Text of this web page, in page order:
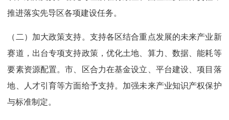
推进落实先导区各项建设任务。
（二）加大政策支持。支持各区结合重点发展的未来产业新
赛道，出台专项支持政策，优化土地、算力、数据、能耗等
要素资源配置。市、区合力在基金设立、平台建设、项目落
地、人才引育等方面给予支持。加强未来产业知识产权保护
与标准制定。